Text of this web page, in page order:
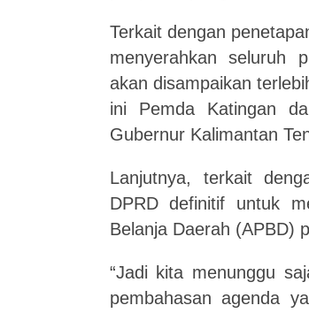
Terkait dengan
menyerahkan seluruh
akan disampaikan
ini Pemda Katingan
Gubernur Kalimantan
Lanjutnya, terkait
DPRDdefinitif untuk
Belanja Daerah (APBD)
“Jadi kita menunggu
pembahasan agenda